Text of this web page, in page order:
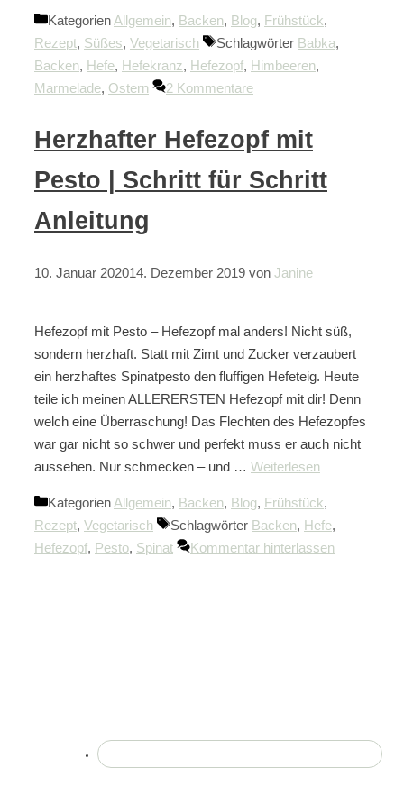
KategorienAllgemein, Backen, Blog, Frühstück,
Rezept, Süßes, Vegetarisch Schlagwörter Babka,
Backen, Hefe, Hefekranz, Hefezopf, Himbeeren,
Marmelade, Ostern 2 Kommentare
Herzhafter Hefezopf mit
Pesto | Schritt für Schritt
Anleitung
10. Januar 202014. Dezember 2019 von Janine
Hefezopf mit Pesto – Hefezopf mal anders! Nicht süß,
sondern herzhaft. Statt mit Zimt und Zucker verzaubert
ein herzhaftes Spinatpesto den fluffigen Hefeteig. Heute
teile ich meinen ALLERERSTEN Hefezopf mit dir! Denn
welch eine Überraschung! Das Flechten des Hefezopfes
war gar nicht so schwer und perfekt muss er auch nicht
aussehen. Nur schmecken – und … Weiterlesen
Kategorien Allgemein, Backen, Blog, Frühstück,
Rezept, Vegetarisch Schlagwörter Backen, Hefe,
Hefezopf, Pesto, Spinat Kommentar hinterlassen